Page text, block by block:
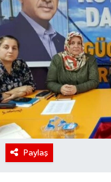
Paylaş